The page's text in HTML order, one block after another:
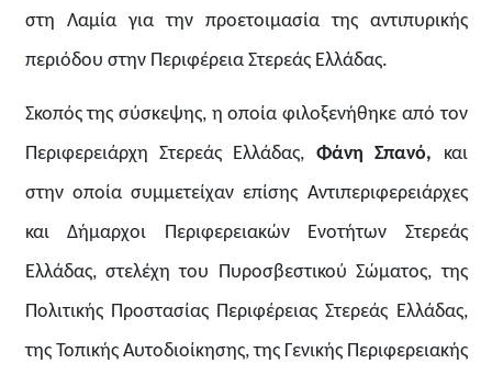
στη Λαμία
για την προετοιμασία της αντιπυρικής
περιόδου στην Περιφέρεια Στερεάς Ελλάδας.
Σκοπός της σύσκεψης, η οποία φιλοξενήθηκε από τον
Περιφερειάρχη Στερεάς Ελλάδας, Φάνη Σπανό, και
στην οποία συμμετείχαν επίσης Αντιπεριφερειάρχες
και Δήμαρχοι Περιφερειακών Ενοτήτων Στερεάς
Ελλάδας, στελέχη του Πυροσβεστικού Σώματος, της
Πολιτικής Προστασίας Περιφέρειας Στερεάς Ελλάδας,
της Τοπικής Αυτοδιοίκησης, της Γενικής Περιφερειακής